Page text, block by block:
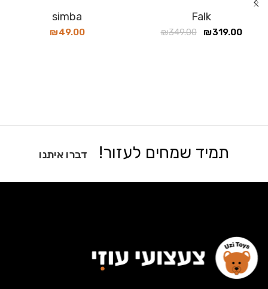
Falk
₪349.00 ₪319.00
simba
₪49.00
תמיד שמחים לעזור! דברו איתנו